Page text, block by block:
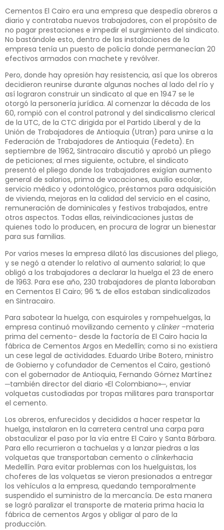
Cementos El Cairo era una empresa que despedía obreros a
diario y contrataba nuevos trabajadores, con el propósito de
no pagar prestaciones e impedir el surgimiento del sindicato.
No bastándole esto, dentro de las instalaciones de la
empresa tenía un puesto de policía donde permanecían 20
efectivos armados con machete y revólver.
Pero, donde hay opresión hay resistencia, así que los obreros
decidieron reunirse durante algunas noches al lado del río y
así lograron construir un sindicato al que en 1947 se le
otorgó la personería jurídica. Al comenzar la década de los
60, rompió con el control patronal y del sindicalismo clerical
de la UTC, de la CTC dirigida por el Partido Liberal y de la
Unión de Trabajadores de Antioquia (Utran) para unirse a la
Federación de Trabajadores de Antioquia (Fedeta). En
septiembre de 1962, Sintracairo discutió y aprobó un pliego
de peticiones; al mes siguiente, octubre, el sindicato
presentó el pliego donde los trabajadores exigían aumento
general de salarios, prima de vacaciones, auxilio escolar,
servicio médico y odontológico, préstamos para adquisición
de vivienda, mejoras en la calidad del servicio en el casino,
remuneración de dominicales y festivos trabajados, entre
otros aspectos. Todas ellas, reivindicaciones justas de
quienes todo lo producen, en procura de lograr un bienestar
para sus familias.
Por varios meses la empresa dilató las discusiones del pliego,
y se negó a atender lo relativo al aumento salarial; lo que
obligó a los trabajadores a declarar la huelga el 23 de enero
de 1963. Para ese año, 230 trabajadores de planta laboraban
en Cementos El Cairo; 96 % de ellos estaban sindicalizados
en Sintracairo.
Para sabotear la huelga, con esquiroles y rompehuelgas, la
empresa continuó movilizando cemento y clinker–materia
prima del cemento- desde la factoría de El Cairo hacia la
fábrica de Cementos Argos en Medellín; como si no existiera
un cese legal de actividades. Eduardo Uribe Botero, ministro
de Gobierno y cofundador de Cementos el Cairo, gestionó
con el gobernador de Antioquia, Fernando Gómez Martínez
─también director del diario «El Colombiano»─, enviar
volquetas custodiadas por tropas militares para transportar
el cemento.
Los obreros, enfurecidos y decididos a hacer respetar la
huelga, instalaron en la carretera central una carpa para
obstaculizar el paso por la vía entre El Cairo y Santa Bárbara.
Para ello recurrieron a tachuelas y a lanzar piedras a las
volquetas que transportaban cemento o clinkerhacia
Medellín. Para evitar problemas con los huelguistas, los
choferes de las volquetas se vieron presionados a entregar
los vehículos a la empresa, quedando temporalmente
suspendido el suministro de la mercancía. De esta manera
se logró paralizar el transporte de materia prima hacia la
fábrica de cementos Argos y obligar al paro de la
producción.